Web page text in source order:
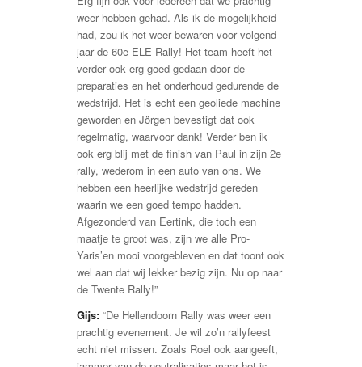
weer hebben gehad. Als ik de mogelijkheid
had, zou ik het weer bewaren voor volgend
jaar de 60e ELE Rally! Het team heeft het
verder ook erg goed gedaan door de
preparaties en het onderhoud gedurende de
wedstrijd. Het is echt een geoliede machine
geworden en Jörgen bevestigt dat ook
regelmatig, waarvoor dank! Verder ben ik
ook erg blij met de finish van Paul in zijn 2e
rally, wederom in een auto van ons. We
hebben een heerlijke wedstrijd gereden
waarin we een goed tempo hadden.
Afgezonderd van Eertink, die toch een
maatje te groot was, zijn we alle Pro-
Yaris’en mooi voorgebleven en dat toont ook
wel aan dat wij lekker bezig zijn. Nu op naar
de Twente Rally!”
Gijs: “De Hellendoorn Rally was weer een
prachtig evenement. Je wil zo’n rallyfeest
echt niet missen. Zoals Roel ook aangeeft,